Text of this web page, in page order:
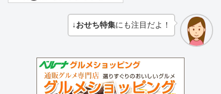
↓おせち特集にも注目だよ！